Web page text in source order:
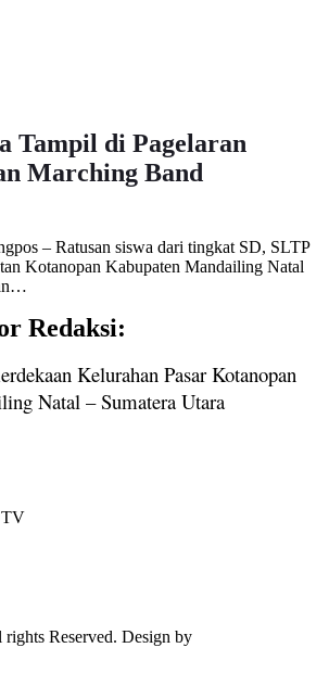
Tampil di Pagelaran
Marching Band
– Ratusan siswa dari tingkat SD, SLTP
Kotanopan Kabupaten Mandailing Natal
Redaksi:
Kelurahan Pasar Kotanopan
Natal – Sumatera Utara
TV
Reserved. Design by